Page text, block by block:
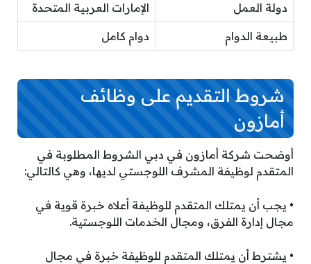
دولة العمل الإمارات العربية المتحدة
طبيعة الدوام دوام كامل
شروط التقديم على وظائف
أمازون
أوضحت شركة أمازون في دبي الشروط المطلوبة في
المتقدم لوظيفة المشرف اللوجستي لديها، وهي كالتالي:
• يجب أن يمتلك المتقدم للوظيفة أعلاه خبرة قوية في
مجال إدارة الفرق، ومجال الخدمات اللوجستية.
• يشترط أن يمتلك المتقدم للوظيفة خبرة في مجال